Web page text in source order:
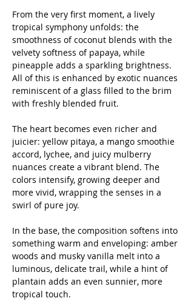
From the very first moment, a lively
tropical symphony unfolds: the
smoothness of coconut blends with the
velvety softness of papaya, while
pineapple adds a sparkling brightness.
All of this is enhanced by exotic nuances
reminiscent of a glass filled to the brim
with freshly blended fruit.
The heart becomes even richer and
juicier: yellow pitaya, a mango smoothie
accord, lychee, and juicy mulberry
nuances create a vibrant blend. The
colors intensify, growing deeper and
more vivid, wrapping the senses in a
swirl of pure joy.
In the base, the composition softens into
something warm and enveloping: amber
woods and musky vanilla melt into a
luminous, delicate trail, while a hint of
plantain adds an even sunnier, more
tropical touch.